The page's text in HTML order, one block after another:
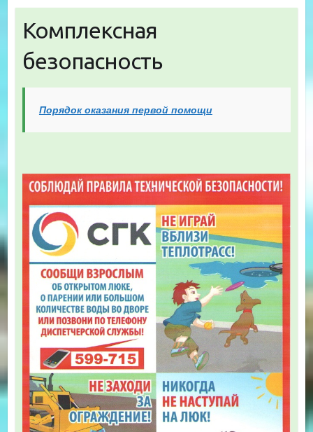
Комплексная
безопасность
Порядок оказания первой помощи